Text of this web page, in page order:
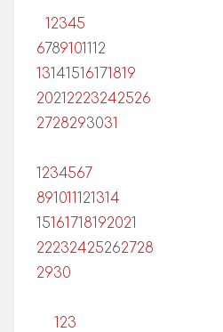
1 2345
6789101112
13141516171819
2021 2223242526
2728293031
1 234567
891011121314
15161718192021
22232425262728
2930
1 23